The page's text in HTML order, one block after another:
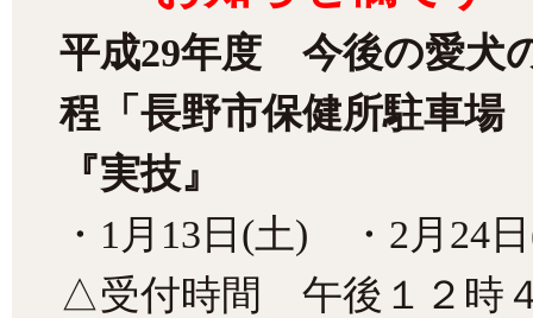
平成29年度 今後の愛犬
程「長野市保健所駐車
『実技』
・1月13日(土) ・2月24
△受付時間 午後１２時